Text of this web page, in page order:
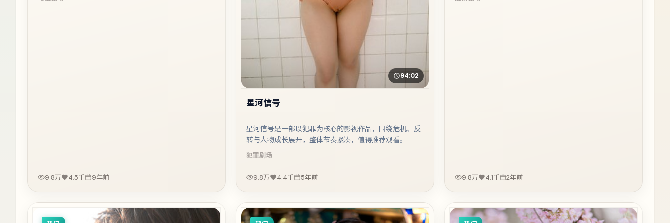
9.8万 4.5千 9年前
94:02
星河信号
星河信号是一部以犯罪为核心的影视作品，围绕危机、反
转与人物成长展开，整体节奏紧凑，值得推荐观看。
犯罪剧场
9.8万 4.4千 5年前 9.8万 4.1千 2年前